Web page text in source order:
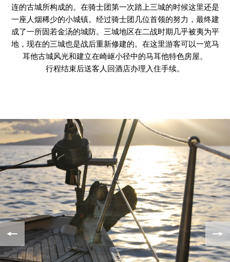
连的古城所构成的。在骑士团第一次踏上三城的时候这里还是
一座人烟稀少的小城镇。经过骑士团几位首领的努力，最终建
成了一所固若金汤的城防。三城地区在二战时期几乎被夷为平
地，现在的三城也是战后重新修建的。在这里游客可以一览马
耳他古城风光和建立在崎岖小径中的马耳他特色房屋。
行程结束后送客人回酒店办理入住手续。